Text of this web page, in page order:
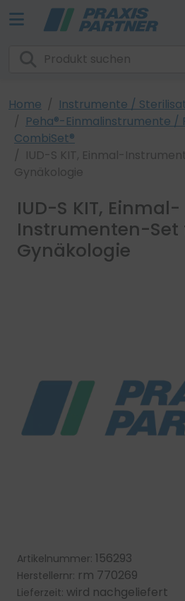
Home Instrumente /
Peha®-Einmalinstrumente /
CombiSet®
IUD-S KIT, Einmal-
Gynäkologie
IUD-S KIT, Einmal-
Instrumenten-Set
Gynäkologie
Artikelnummer: 156293
Herstellernr: rm 770269
Lieferzeit: wird nachgeliefert